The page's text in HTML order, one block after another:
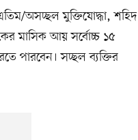
এতিম/অসচ্ছল মুক্তিযোদ্ধা, শহিদ
মাসিক আয় সর্বোচ্চ ১৫
পারবেন। সচ্ছল ব্যক্তির